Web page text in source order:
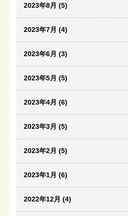
2023年8月 (5)
2023年7月 (4)
2023年6月 (3)
2023年5月 (5)
2023年4月 (6)
2023年3月 (5)
2023年2月 (5)
2023年1月 (6)
2022年12月 (4)